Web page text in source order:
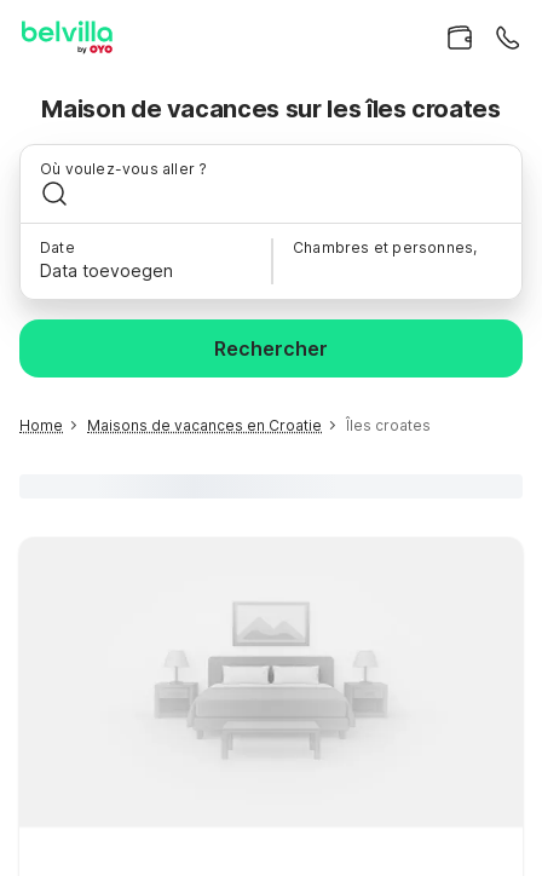
Maison de vacances sur les îles croates
Où voulez-vous aller ?
Date
Data toevoegen
Chambres et personnes,
Rechercher
Home Maisons de vacances en Croatie Îles croates